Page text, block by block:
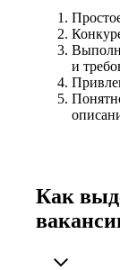
и
Как